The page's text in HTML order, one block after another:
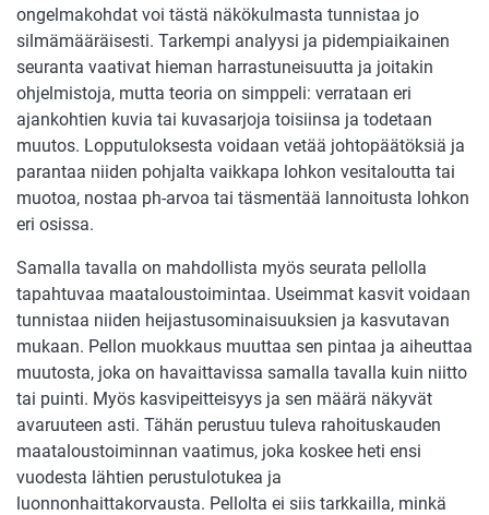
ongelmakohdat voi tästä näkökulmasta tunnistaa jo
silmämääräisesti. Tarkempi analyysi ja pidempiaikainen
seuranta vaativat hieman harrastuneisuutta ja joitakin
ohjelmistoja, mutta teoria on simppeli: verrataan eri
ajankohtien kuvia tai kuvasarjoja toisiinsa ja todetaan
muutos. Lopputuloksesta voidaan vetää johtopäätöksiä ja
parantaa niiden pohjalta vaikkapa lohkon vesitaloutta tai
muotoa, nostaa ph-arvoa tai täsmentää lannoitusta lohkon
eri osissa.
Samalla tavalla on mahdollista myös seurata pellolla
tapahtuvaa maataloustoimintaa. Useimmat kasvit voidaan
tunnistaa niiden heijastusominaisuuksien ja kasvutavan
mukaan. Pellon muokkaus muuttaa sen pintaa ja aiheuttaa
muutosta, joka on havaittavissa samalla tavalla kuin niitto
tai puinti. Myös kasvipeitteisyys ja sen määrä näkyvät
avaruuteen asti. Tähän perustuu tuleva rahoituskauden
maataloustoiminnan vaatimus, joka koskee heti ensi
vuodesta lähtien perustulotukea ja
luonnonhaittakorvausta. Pellolta ei siis tarkkailla, minkä